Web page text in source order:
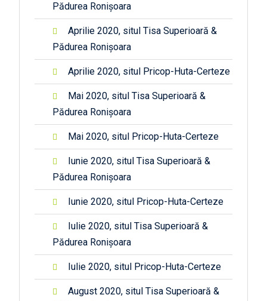
Pădurea Ronișoara
Aprilie 2020, situl Tisa Superioară &
Pădurea Ronișoara
Aprilie 2020, situl Pricop-Huta-Certeze
Mai 2020, situl Tisa Superioară &
Pădurea Ronișoara
Mai 2020, situl Pricop-Huta-Certeze
Iunie 2020, situl Tisa Superioară &
Pădurea Ronișoara
Iunie 2020, situl Pricop-Huta-Certeze
Iulie 2020, situl Tisa Superioară &
Pădurea Ronișoara
Iulie 2020, situl Pricop-Huta-Certeze
August 2020, situl Tisa Superioară &